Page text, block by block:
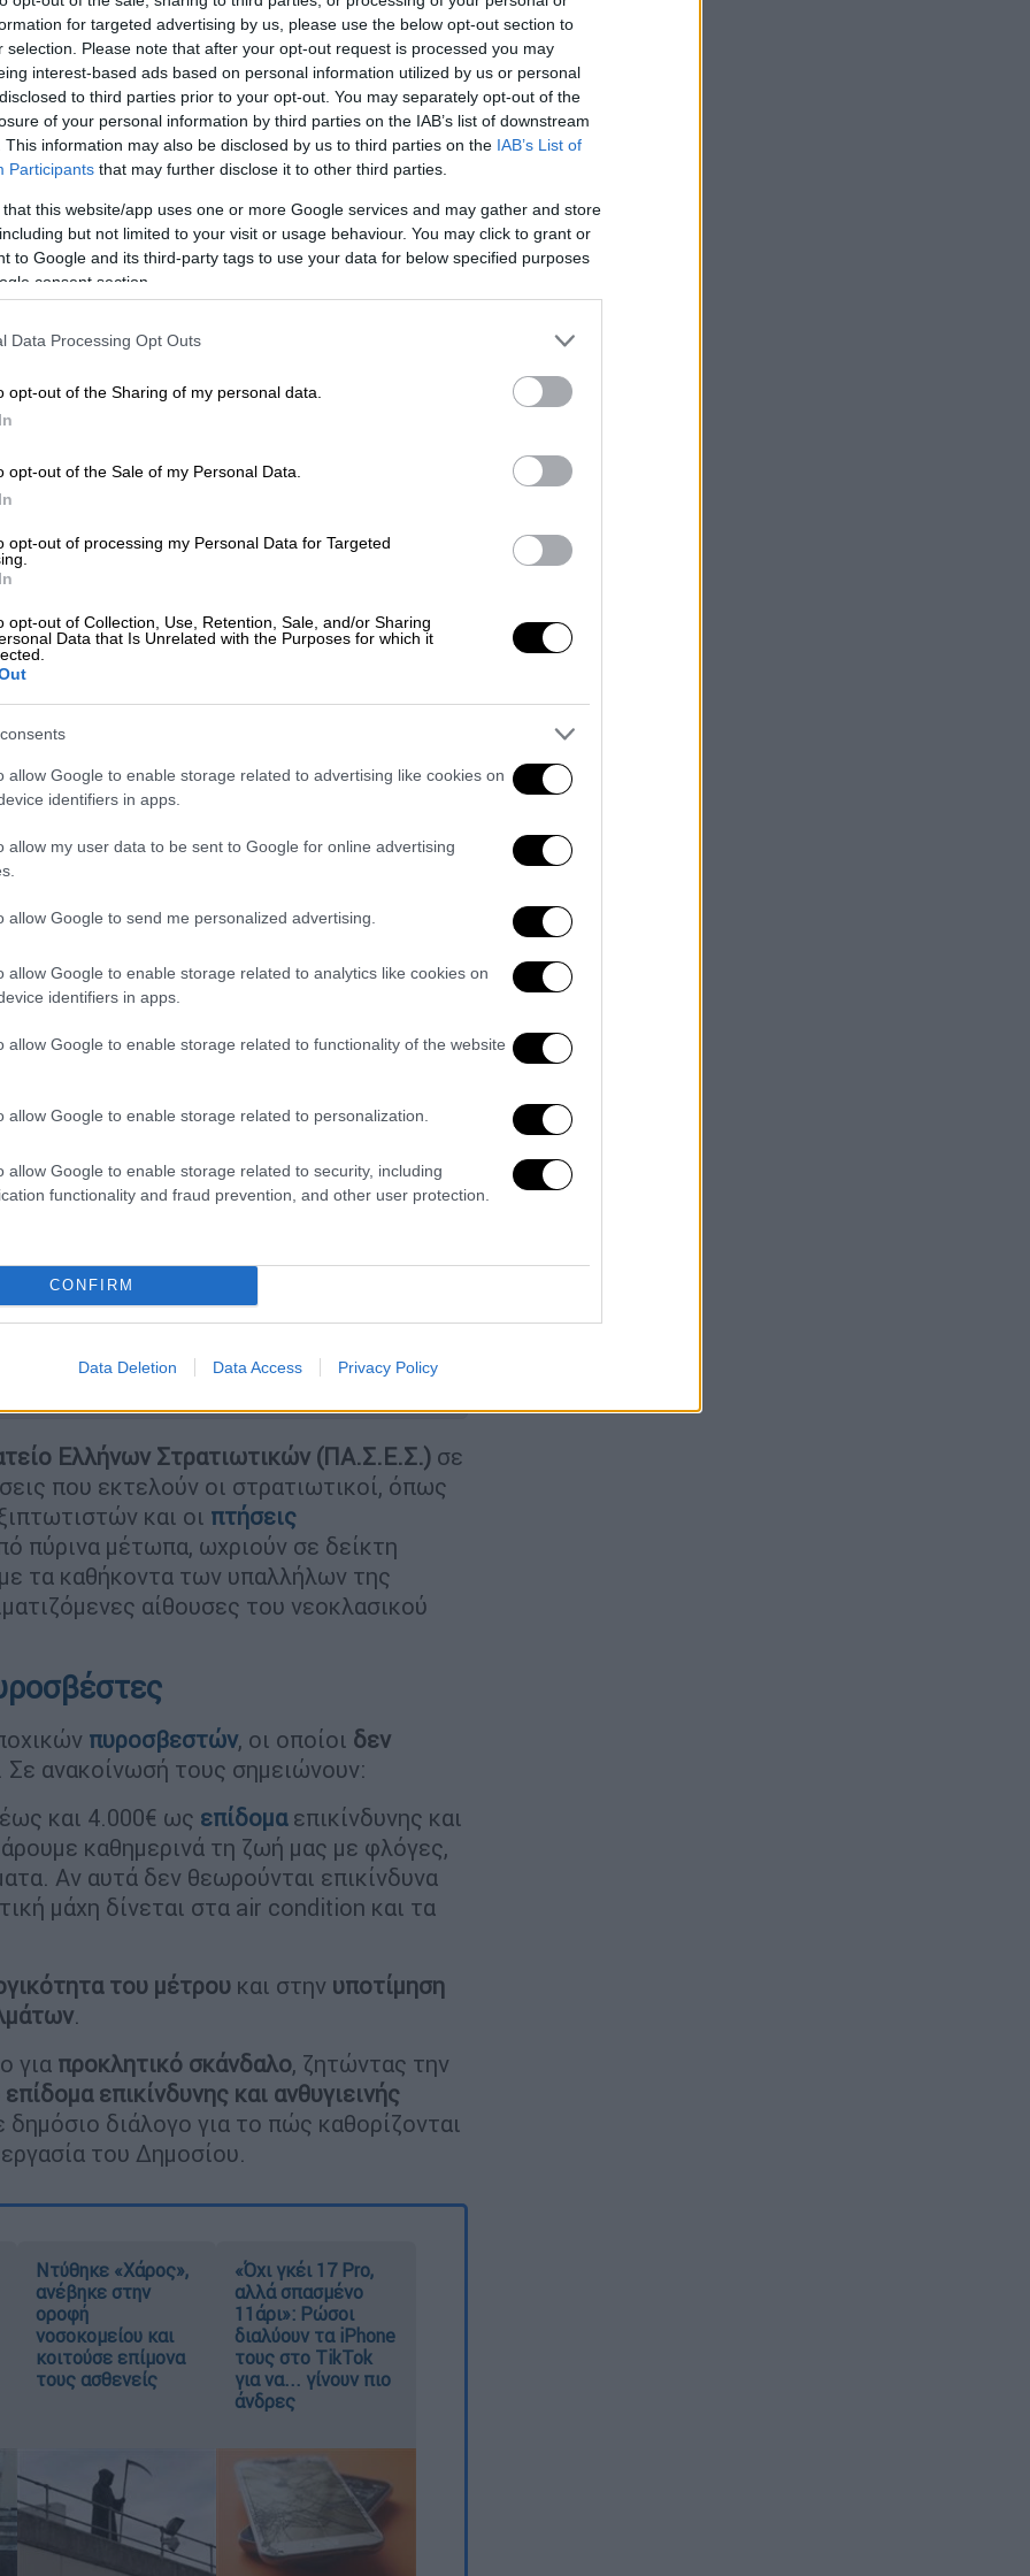
for targeted advertising by us, please use the below opt-out section to
selection. Please note that after your opt-out request is processed you may
interest-based ads based on personal information utilized by us or personal
to third parties prior to your opt-out. You may separately opt-out of the
of your personal information by third parties on the IAB’s list of downstream
This information may also be disclosed by us to third parties on the IAB’s List of
Participants that may further disclose it to other third parties.
that this website/app uses one or more Google services and may gather and store
but not limited to your visit or usage behaviour. You may click to grant or
to Google and its third-party tags to use your data for below specified purposes
consent section.
Data Processing Opt Outs
opt-out of the Sharing of my personal data.
opt-out of the Sale of my Personal Data.
opt-out of processing my Personal Data for Targeted
opt-out of Collection, Use, Retention, Sale, and/or Sharing
Data that Is Unrelated with the Purposes for which it
allow Google to enable storage related to advertising like cookies on
identifiers in apps.
allow my user data to be sent to Google for online advertising
allow Google to send me personalized advertising.
allow Google to enable storage related to analytics like cookies on
identifiers in apps.
allow Google to enable storage related to functionality of the website
allow Google to enable storage related to personalization.
allow Google to enable storage related to security, including
functionality and fraud prevention, and other user protection.
CONFIRM
Data Deletion Data Access Privacy Policy
η ατιμωρησία - Κανείς δεν μπορεί
των συμπολιτών μας
τηςΒουλήςδεν υπάρχει, ήταν
μέσα στο καλοκαίρι. Δεν νομοθέτησε ή
σε κάποιον επίδομα» ανέφερε αρχικά ο
αποφασίστηκε η προσαρμογή στη
δημοσίους υπαλλήλους. Δεν
Είναι η νομοθεσία του 2015, η οποία
γνώμη όλων των υπολοίπων
αυτών».
που ήδη δικαιούνται το
Άρα δεν αποφασίστηκε
που δεν το δικαιούταν μέχρι
εκπρόσωπος Παύλος Μαρινάκης σε
είδηση ότι στηΒουλή, πέρασε, ώστε να
ότι κυμαίνεται από2.500 έως 4.000
σε επικίνδυνη εργασία»
απόστρατιωτικούς, που
χαρακτηρισμό του επιδόματος ως
της Βουλής.
«Τους κόβουμε όλα τα
με λουλούδια»
των ηγετών της ΕΕ: Πάγια θέση της
της Ουκρανίας
Ελλήνων Στρατιωτικών (ΠΑ.Σ.Ε.Σ.) σε
που εκτελούν οι στρατιωτικοί, όπως
και οι πτήσεις
πύρινα μέτωπα, ωχριούν σε δείκτη
τα καθήκοντα των υπαλλήλων της
αίθουσες του νεοκλασικού
πυροσβεστών, οι οποίοι δεν
. Σε ανακοίνωσή τους σημειώνουν:
και 4.000€ ως επίδομαεπικίνδυνης και
καθημερινά τη ζωή μας με φλόγες,
Αν αυτά δεν θεωρούνται επικίνδυνα
μάχη δίνεται στα air condition και τα
του μέτρου και στην υποτίμηση
.
για προκλητικό σκάνδαλο, ζητώντας την
επικίνδυνης και ανθυγιεινής
διάλογο για το πώς καθορίζονται
του Δημοσίου.
Ντύθηκε «Χάρος»,
ανέβηκε στην
οροφή
νοσοκομείου και
κοιτούσε επίμονα
τους ασθενείς
«Όχι γκέι 17 Pro,
αλλά σπασμένο
11άρι»: Ρώσοι
διαλύουν τα iPhone
τους στο TikTok
για να... γίνουν πιο
άνδρες